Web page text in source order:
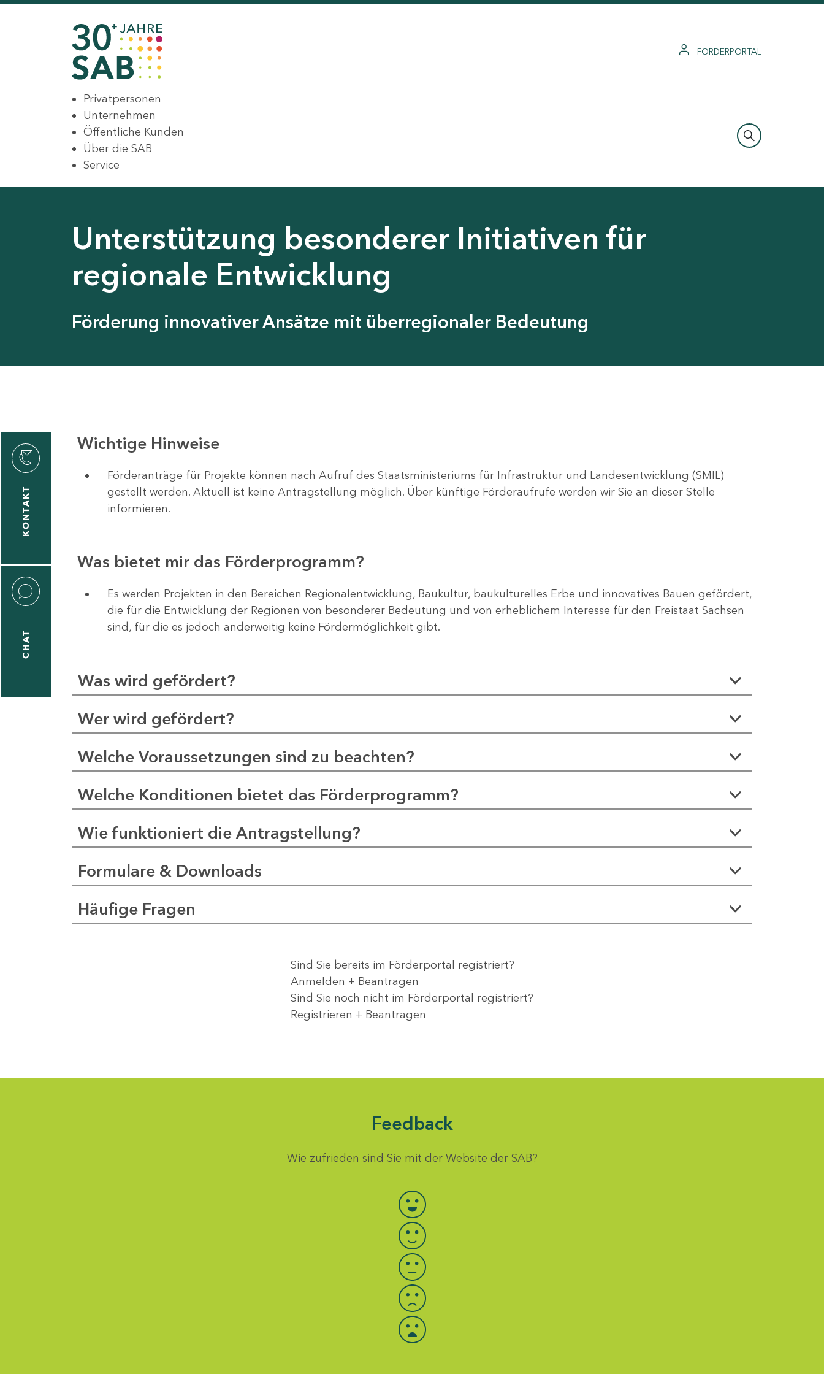
FÖRDERPORTAL
Privatpersonen
Unternehmen
Öffentliche Kunden
Über die SAB
Service
Unterstützung besonderer Initiativen für
regionale Entwicklung
Förderung innovativer Ansätze mit überregionaler Bedeutung
KONTAKT
CHAT
Wichtige Hinweise
Förderanträge für Projekte können nach Aufruf des Staatsministeriums für Infrastruktur und Landesentwicklung (SMIL)
gestellt werden. Aktuell ist keine Antragstellung möglich. Über künftige Förderaufrufe werden wir Sie an dieser Stelle
informieren.
Was bietet mir das Förderprogramm?
Es werden Projekten in den Bereichen Regionalentwicklung, Baukultur, baukulturelles Erbe und innovatives Bauen gefördert,
die für die Entwicklung der Regionen von besonderer Bedeutung und von erheblichem Interesse für den Freistaat Sachsen
sind, für die es jedoch anderweitig keine Fördermöglichkeit gibt.
Was wird gefördert?
Wer wird gefördert?
Welche Voraussetzungen sind zu beachten?
Welche Konditionen bietet das Förderprogramm?
Wie funktioniert die Antragstellung?
Formulare & Downloads
Häufige Fragen
Sind Sie bereits im Förderportal registriert?
Anmelden + Beantragen
Sind Sie noch nicht im Förderportal registriert?
Registrieren + Beantragen
Feedback
Wie zufrieden sind Sie mit der Website der SAB?
Bewertung auswählen